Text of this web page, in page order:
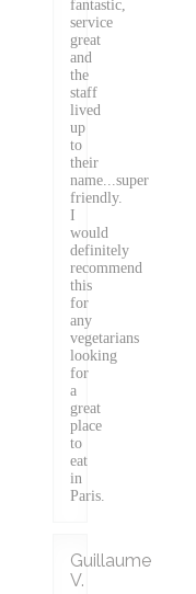
fantastic,
service
great
and
the
staff
lived
up
to
their
name...super
friendly.
I
would
definitely
recommend
this
for
any
vegetarians
looking
for
a
great
place
to
eat
in
Paris.
Guillaume
V